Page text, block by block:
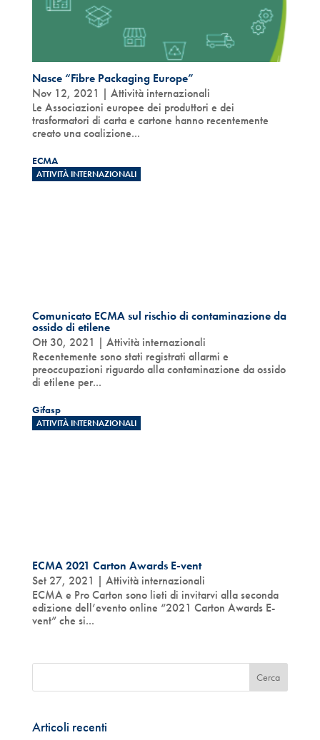
Nasce “Fibre Packaging Europe”
Nov 12, 2021 | Attività internazionali
Le Associazioni europee dei produttori e dei
trasformatori di carta e cartone hanno recentemente
creato una coalizione...
ECMA
ATTIVITÀ INTERNAZIONALI
Comunicato ECMA sul rischio di contaminazione da
ossido di etilene
Ott 30, 2021 | Attività internazionali
Recentemente sono stati registrati allarmi e
preoccupazioni riguardo alla contaminazione da ossido
di etilene per...
Gifasp
ATTIVITÀ INTERNAZIONALI
ECMA 2021 Carton Awards E-vent
Set 27, 2021 | Attività internazionali
ECMA e Pro Carton sono lieti di invitarvi alla seconda
edizione dell’evento online “2021 Carton Awards E-
vent” che si...
Articoli recenti